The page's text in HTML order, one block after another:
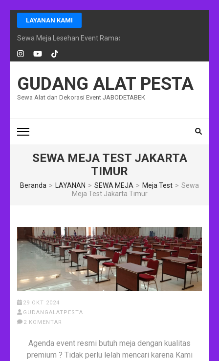
Lompat
ke
konten
(Tekan
Enter)
LAYANAN KAMI
Sewa Meja Lesehan Event Ramadhan Jakarta
GUDANG ALAT PESTA
Sewa Alat dan Dekorasi Event JABODETABEK
SEWA MEJA TEST JAKARTA
TIMUR
Beranda > LAYANAN > SEWA MEJA > Meja Test > Sewa
Meja Test Jakarta Timur
29 OKT 2024
GUDANGALATPESTA
2 KOMENTAR
Agenda event resmi butuh meja dengan kualitas
premium ? Tidak perlu lelah mencari karena Kami